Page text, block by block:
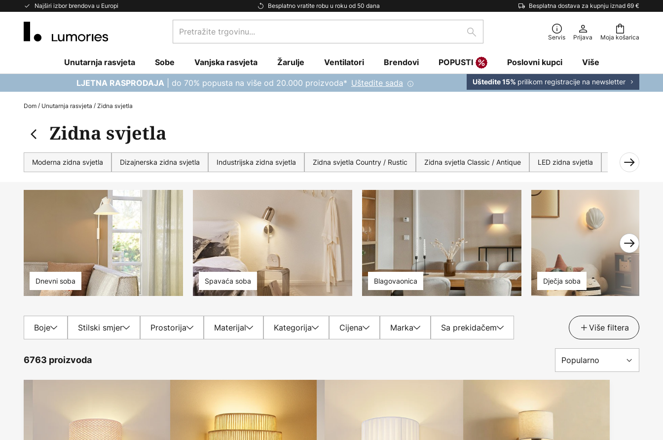
Najširi izbor brendova u Europi Besplatno vratite robu u roku od 50 dana Besplatna dostava za kupnju iznad 69 €
Skip
Moja košarica
Pretražite
trgovinu...
traži Servis Prijava
Unutarnja rasvjeta Sobe Vanjska rasvjeta Žarulje Ventilatori Brendovi POPUSTI Poslovni kupci Više
LJETNA RASPRODAJA | do 70% popusta na više od 20.000 proizvoda* Uštedite sada Uštedite 15% prilikom registracije na newsletter
Dom Unutarnja rasvjeta Zidna svjetla
Zidna svjetla
Moderna zidna svjetla Dizajnerska zidna svjetla Industrijska zidna svjetla Zidna svjetla Country / Rustic Zidna svjetla Classic / Antique LED zidna svjetla Zidna svjetla
Dnevni soba Spavaća soba Blagovaonica Dječja soba
Boje Stilski smjer Prostorija Materijal Kategorija Cijena Marka Sa prekidačem Više filtera
6763 proizvoda